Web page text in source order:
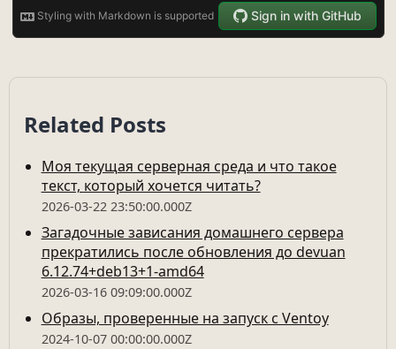
Related Posts
Моя текущая серверная среда и что такое
текст, который хочется читать?
2026-03-22 23:50:00.000Z
Загадочные зависания домашнего сервера
прекратились после обновления до devuan
6.12.74+deb13+1-amd64
2026-03-16 09:09:00.000Z
Образы, проверенные на запуск с Ventoy
2024-10-07 00:00:00.000Z